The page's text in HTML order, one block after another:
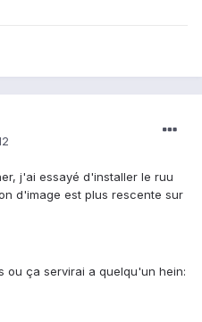
j'ai essayé d'installer le ruu
d'image est plus rescente sur
ou ça servirai a quelqu'un hein: